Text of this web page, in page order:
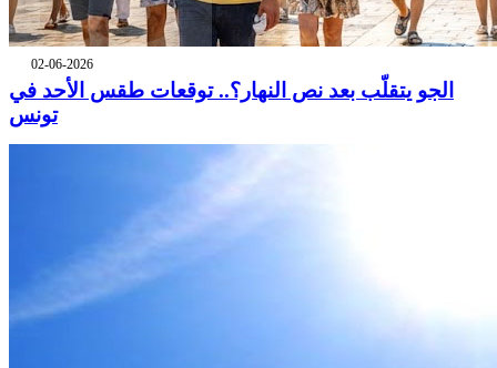
02-06-2026
الجو يتقلّب بعد نص النهار؟.. توقعات طقس الأحد في
تونس